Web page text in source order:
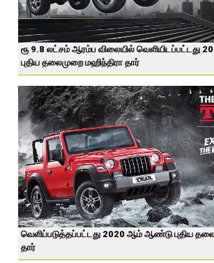
ரூ 9.8 லட்சம் ஆரம்ப விலையில் வெளியிடப்பட்டது
புதிய தலைமுறை மஹிந்திரா தார்
வெளிப்படுத்தப்பட்டது 2020 ஆம் ஆண்டு புதிய
தார்